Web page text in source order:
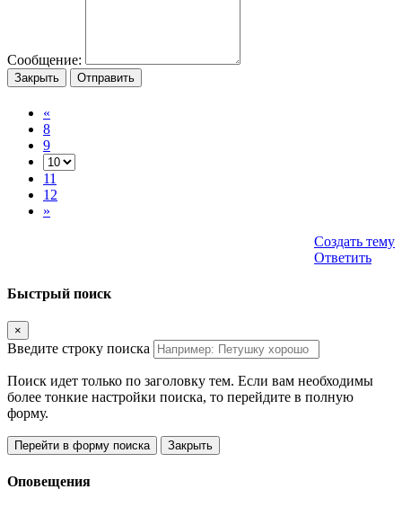
Сообщение:
Закрыть Отправить
«
8
9
11
12
»
Создать тему
Ответить
Быстрый поиск
×
Введите строку поиска
Поиск идет только по заголовку тем. Если вам необходимы
более тонкие настройки поиска, то перейдите в полную
форму.
Перейти в форму поиска Закрыть
Оповещения